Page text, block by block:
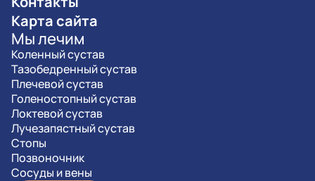
Карта сайта
Мы лечим
Коленный сустав
Тазобедренный сустав
Плечевой сустав
Голеностопный сустав
Локтевой сустав
Лучезапястный сустав
Стопы
Позвоночник
Сосуды и вены